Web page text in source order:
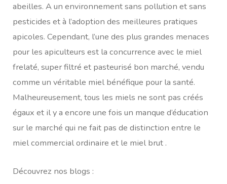
abeilles. A un environnement sans pollution et sans
pesticides et à l’adoption des meilleures pratiques
apicoles. Cependant, l’une des plus grandes menaces
pour les apiculteurs est la concurrence avec le miel
frelaté, super filtré et pasteurisé bon marché, vendu
comme un véritable miel bénéfique pour la santé.
Malheureusement, tous les miels ne sont pas créés
égaux et il y a encore une fois un manque d’éducation
sur le marché qui ne fait pas de distinction entre le
miel commercial ordinaire et le miel brut .
Découvrez nos blogs :